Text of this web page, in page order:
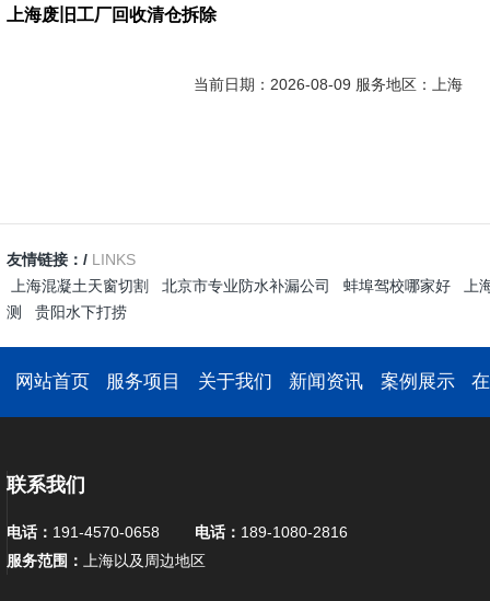
上海废旧工厂回收清仓拆除
当前日期：2026-08-09 服务地区：上海
友情链接：/ LINKS
上海混凝土天窗切割
北京市专业防水补漏公司 蚌埠驾校哪家好
上
测
贵阳水下打捞
网站首页 服务项目 关于我们 新闻资讯 案例展示
联系我们
电话： 191-4570-0658 电话： 189-1080-2816
服务范围：
上海以及周边地区